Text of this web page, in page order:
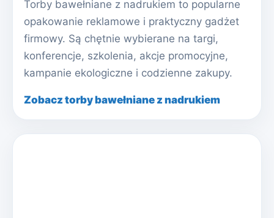
Torby bawełniane z nadrukiem to popularne
opakowanie reklamowe i praktyczny gadżet
firmowy. Są chętnie wybierane na targi,
konferencje, szkolenia, akcje promocyjne,
kampanie ekologiczne i codzienne zakupy.
Zobacz torby bawełniane z nadrukiem